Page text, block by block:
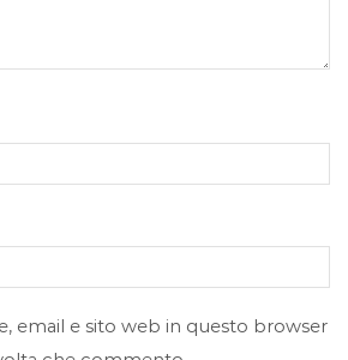
email e sito web in questo browser